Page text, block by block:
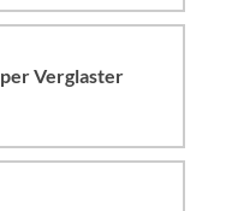
Verglaster